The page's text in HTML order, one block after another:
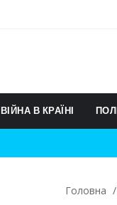
ВІЙНА В КРАЇНІ
Головна /